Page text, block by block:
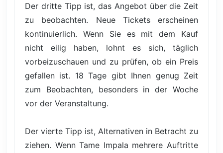
Der dritte Tipp ist, das Angebot über die Zeit
zu beobachten. Neue Tickets erscheinen
kontinuierlich. Wenn Sie es mit dem Kauf
nicht eilig haben, lohnt es sich, täglich
vorbeizuschauen und zu prüfen, ob ein Preis
gefallen ist. 18 Tage gibt Ihnen genug Zeit
zum Beobachten, besonders in der Woche
vor der Veranstaltung.
Der vierte Tipp ist, Alternativen in Betracht zu
ziehen. Wenn Tame Impala mehrere Auftritte